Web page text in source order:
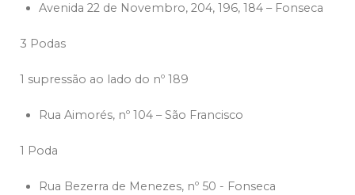
Avenida 22 de Novembro, 204, 196, 184 – Fonseca
3 Podas
1 supressão ao lado do nº 189
Rua Aimorés, nº 104 – São Francisco
1 Poda
Rua Bezerra de Menezes, nº 50 - Fonseca